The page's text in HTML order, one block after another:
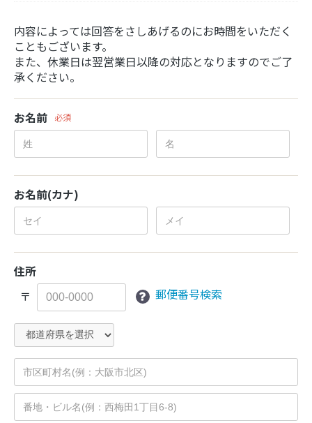
内容によっては回答をさしあげるのにお時間をいただく
こともございます。
また、休業日は翌営業日以降の対応となりますのでご了
承ください。
お名前 必須
お名前(カナ)
住所
〒
郵便番号検索